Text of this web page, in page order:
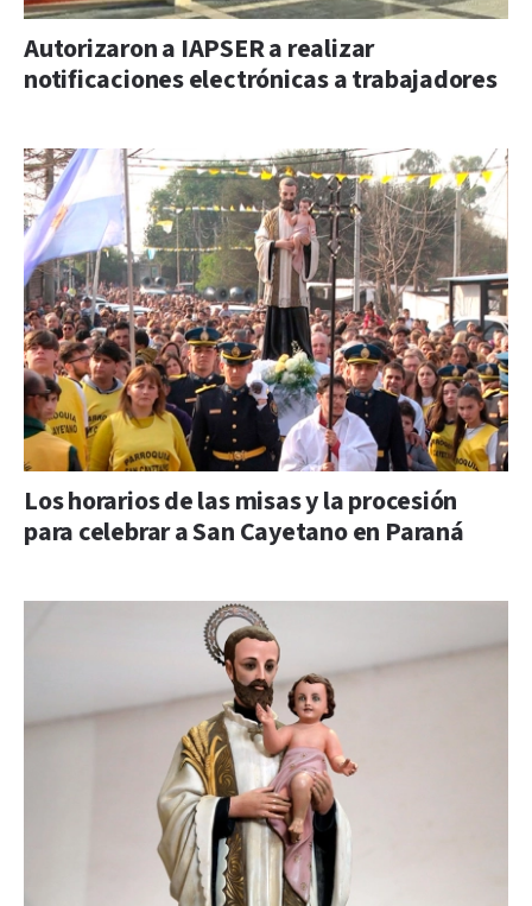
Autorizaron a IAPSER a realizar
notificaciones electrónicas a trabajadores
Los horarios de las misas y la procesión
para celebrar a San Cayetano en Paraná